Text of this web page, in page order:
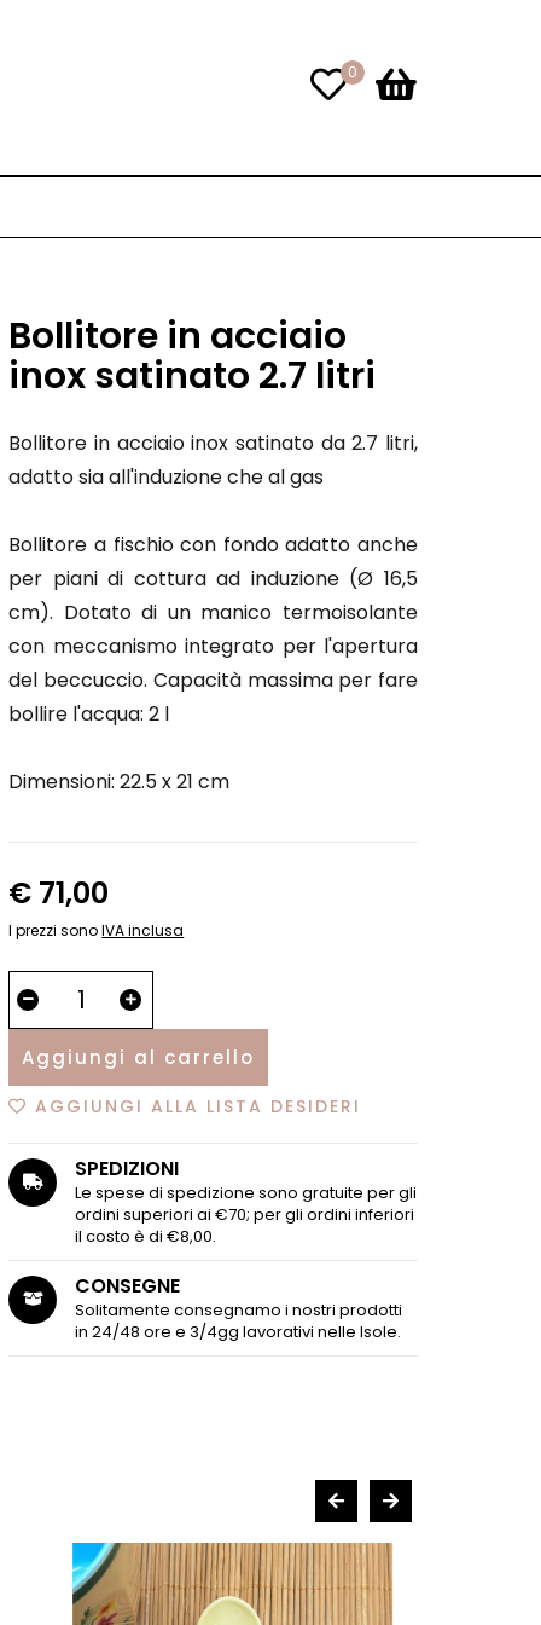
0
Bollitore in acciaio
inox satinato 2.7 litri
Bollitore in acciaio inox satinato da 2.7 litri,
adatto sia all'induzione che al gas
Bollitore a fischio con fondo adatto anche
per piani di cottura ad induzione (Ø 16,5
cm). Dotato di un manico termoisolante
con meccanismo integrato per l'apertura
del beccuccio. Capacità massima per fare
bollire l'acqua: 2 l
Dimensioni: 22.5 x 21 cm
€ 71,00
I prezzi sonoIVA inclusa
Aggiungi al carrello
AGGIUNGI ALLA LISTA DESIDERI
SPEDIZIONI
Le spese di spedizione sono gratuite per gli
ordini superiori ai €70; per gli ordini inferiori
il costo è di €8,00.
CONSEGNE
Solitamente consegnamo i nostri prodotti
in 24/48 ore e 3/4gg lavorativi nelle Isole.